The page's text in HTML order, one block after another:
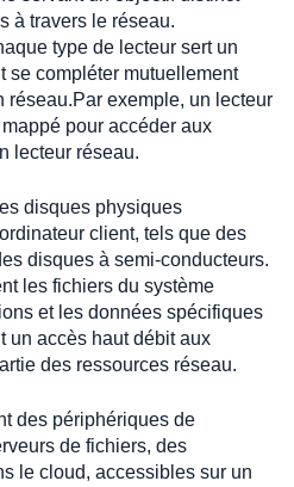
à travers le réseau.
type de lecteur sert un
se compléter mutuellement
réseau.Par exemple, un lecteur
pour accéder aux
lecteur réseau.
disques physiques
client, tels que des
disques à semi-conducteurs.
les fichiers du système
et les données spécifiques
un accès haut débit aux
des ressources réseau.
des périphériques de
de fichiers, des
le cloud, accessibles sur un